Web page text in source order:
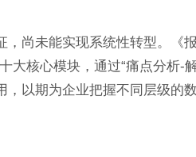
尚未能实现系统性转型。《
大核心模块，通过“痛点分析-
以期为企业把握不同层级的